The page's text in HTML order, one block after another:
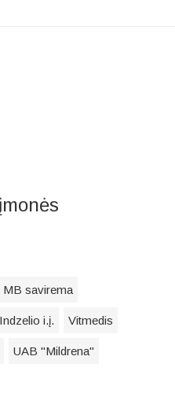
MB savirema
i.į. Vitmedis
UAB "Mildrena"